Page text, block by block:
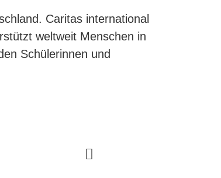
Caritas international
weltweit Menschen in
Schülerinnen und